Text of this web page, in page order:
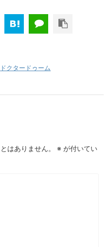
ドクタードゥーム
はありません。 ※ が付いてい